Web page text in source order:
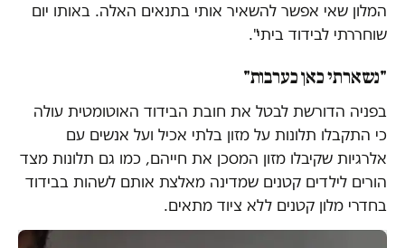
המלון שאי אפשר להשאיר אותי בתנאים האלה. באותו יום
שוחררתי לבידוד ביתי".
"נשארתי כאן כערבות"
בפניה הדורשת לבטל את חובת הבידוד האוטומטית עולה
כי התקבלו תלונות על מזון בלתי אכיל ועל אנשים עם
אלרגיות שקיבלו מזון המסכן את חייהם, כמו גם תלונות מצד
הורים לילדים קטנים שמדינה מאלצת אותם לשהות בבידוד
בחדרי מלון קטנים ללא ציוד מתאים.